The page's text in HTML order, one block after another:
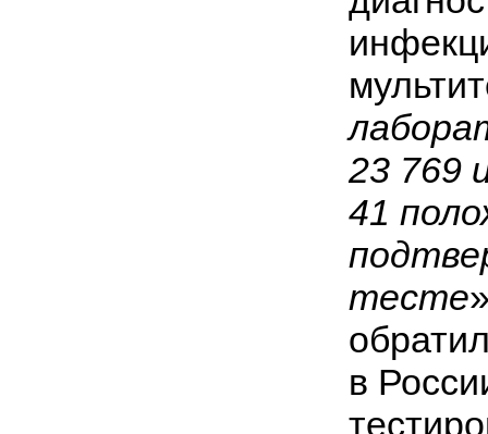
23 769
41
тесте
в